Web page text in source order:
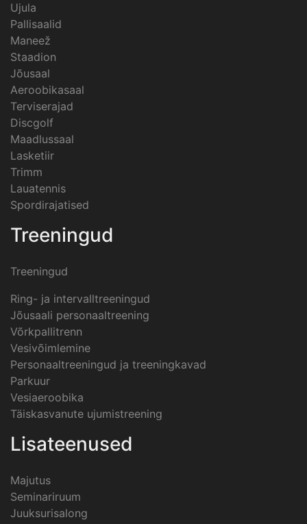
Ujula
Pallisaalid
Maneež
Staadion
Jõusaal
Aeroobikasaal
Terviserajad
Discgolf
Maadlussaal
Lasketiir
Trimm
Lauatennis
Spordirajatised
Treeningud
Treeningud
Ring- ja intervalltreeningud
Jõusaali personaaltreening
Võrkpallitrenn
Vesivõimlemine
Personaaltreeningud ja treeningkavad
Parkuur
Vesiaeroobika
Täiskasvanute ujumistreening
Lisateenused
Majutus
Seminariruum
Juuksurisalong